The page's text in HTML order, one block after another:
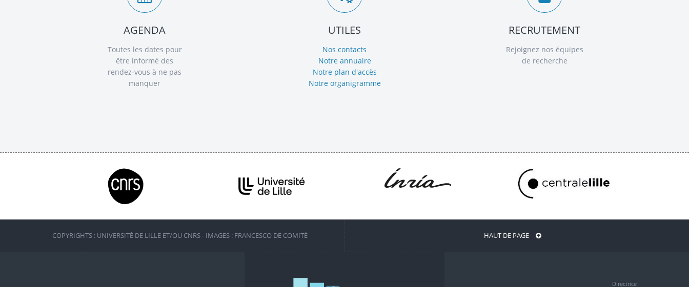
AGENDA
Toutes les dates pour
être informé des
rendez-vous à ne pas
manquer
UTILES
Nos contacts
Notre annuaire
Notre plan d'accès
Notre organigramme
RECRUTEMENT
Rejoignez nos équipes
de recherche
COPYRIGHTS : UNIVERSITÉ DE LILLE ET/OU CNRS - IMAGES : FRANCESCO DE COMITÉ HAUT DE PAGE
Directrice